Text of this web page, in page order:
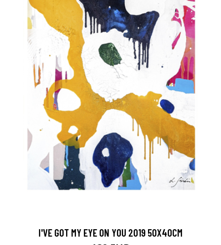
I'VE GOT MY EYE ON YOU 2019 50X40CM